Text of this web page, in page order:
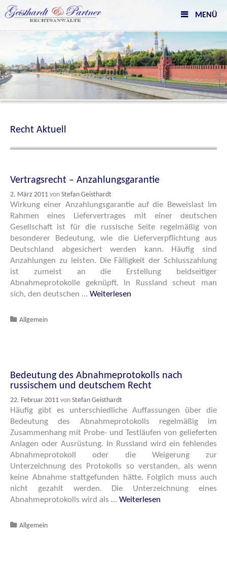
Skip
to
MENÜ
Recht Aktuell
Vertragsrecht – Anzahlungsgarantie
2. März 2011 von Stefan Geisthardt
Wirkung einer Anzahlungsgarantie auf die Beweislast Im
Rahmen eines Liefervertrages mit einer deutschen
Gesellschaft ist für die russische Seite regelmäßig von
besonderer Bedeutung, wie die Lieferverpflichtung aus
Deutschland abgesichert werden kann. Häufig sind
Anzahlungen zu leisten. Die Fälligkeit der Schlusszahlung
ist zumeist an die Erstellung beidseitiger
Abnahmeprotokolle geknüpft. In Russland scheut man
sich, den deutschen … Weiterlesen
Katgeorien
Allgemein
Bedeutung des Abnahmeprotokolls nach
russischem und deutschem Recht
22. Februar 2011 von Stefan Geisthardt
Häufig gibt es unterschiedliche Auffassungen über die
Bedeutung des Abnahmeprotokolls regelmäßig im
Zusammenhang mit Probe- und Testläufen von gelieferten
Anlagen oder Ausrüstung. In Russland wird ein fehlendes
Abnahmeprotokoll oder die Weigerung zur
Unterzeichnung des Protokolls so verstanden, als wenn
keine Abnahme stattgefunden hätte. Folglich muss auch
nicht gezahlt werden. Die Unterzeichnung eines
Abnahmeprotokolls wird als … Weiterlesen
Katgeorien
Allgemein